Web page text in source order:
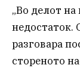
„Во делот
недостаток.
разговара
стореното